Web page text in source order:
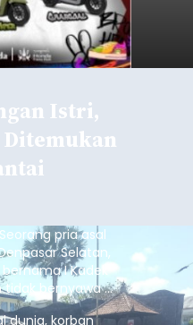
Istri,
Ditemukan
Seorang pria asal
Selatan,
I Kadek
bernyawa di
dunia, korban